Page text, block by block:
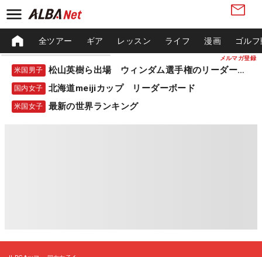
メルマガ登録
全ツアー ギア レッスン ライフ 漫画 ゴル
米国男子 松山英樹ら出場 ウィンダム選手権のリーダーボード
国内女子 北海道meijiカップ リーダーボード
米国女子 最新の世界ランキング